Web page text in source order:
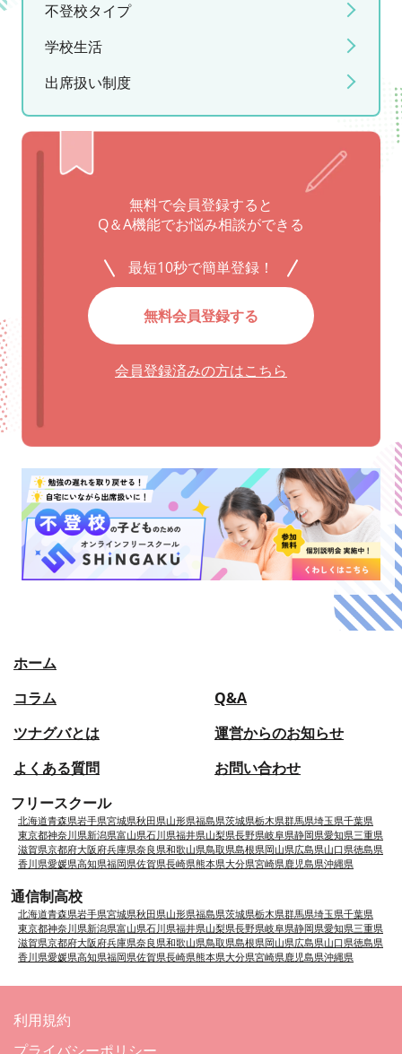
不登校タイプ
学校生活
出席扱い制度
無料で会員登録すると
Q＆A機能でお悩み相談ができる
最短10秒で簡単登録！
無料会員登録する
会員登録済みの方はこちら
ホーム
コラム
Q&A
ツナグバとは
よくある質問
運営からのお知らせ
お問い合わせ
フリースクール
北海道青森県岩手県宮城県秋田県山形県福島県茨城県栃木県群馬県埼玉県千葉県
東京都神奈川県新潟県富山県石川県福井県山梨県長野県岐阜県静岡県愛知県三重県
滋賀県京都府大阪府兵庫県奈良県和歌山県鳥取県島根県岡山県広島県山口県徳島県
香川県愛媛県高知県福岡県佐賀県長崎県熊本県大分県宮崎県鹿児島県沖縄県
通信制高校
北海道青森県岩手県宮城県秋田県山形県福島県茨城県栃木県群馬県埼玉県千葉県
東京都神奈川県新潟県富山県石川県福井県山梨県長野県岐阜県静岡県愛知県三重県
滋賀県京都府大阪府兵庫県奈良県和歌山県鳥取県島根県岡山県広島県山口県徳島県
香川県愛媛県高知県福岡県佐賀県長崎県熊本県大分県宮崎県鹿児島県沖縄県
利用規約